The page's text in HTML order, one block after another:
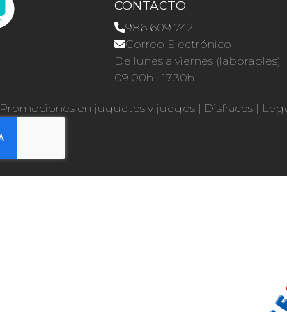
CONTACTO
986 609 742
Correo Electrónico
De lunes a viernes (laborables)
09.00h · 17.30h
Promociones en juguetes y juegos | Disfraces |